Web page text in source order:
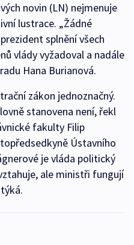
novin (LN) nejmenuje
lustrace. „Žádné
splnění všech
vlády vyžadoval a nadále
Hana Burianová.
zákon jednoznačný.
stanovena není, řekl
fakulty Filip
Ústavního
je vláda politický
ale ministři fungují